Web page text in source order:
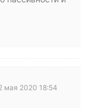
мая 2020 18:54